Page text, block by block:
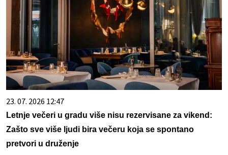
23. 07. 2026 12:47
Letnje večeri u gradu više nisu rezervisane za vikend:
Zašto sve više ljudi bira večeru koja se spontano
pretvori u druženje